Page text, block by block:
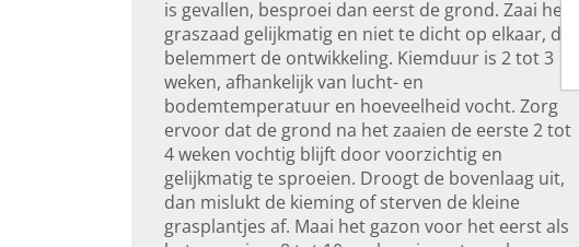
is gevallen, besproei dan eerst de grond. Zaai het
graszaad gelijkmatig en niet te dicht op elkaar, dit
belemmert de ontwikkeling. Kiemduur is 2 tot 3
weken, afhankelijk van lucht- en
bodemtemperatuur en hoeveelheid vocht. Zorg
ervoor dat de grond na het zaaien de eerste 2 tot
4 weken vochtig blijft door voorzichtig en
gelijkmatig te sproeien. Droogt de bovenlaag uit,
dan mislukt de kieming of sterven de kleine
grasplantjes af. Maai het gazon voor het eerst als